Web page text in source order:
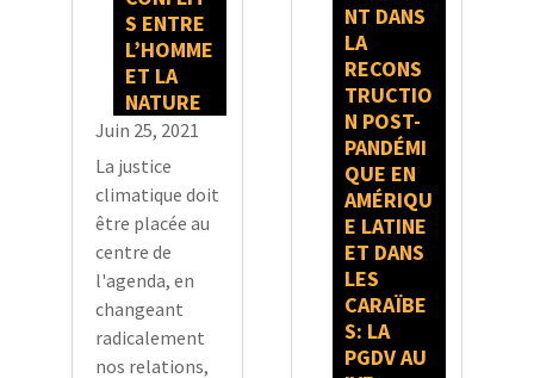
S ENTRE
L’HOMME
ET LA
NATURE
Juin 25, 2021
La justice
climatique doit
être placée au
centre de
l'agenda, en
changeant
radicalement
nos relations,
NT DANS
LA
RECONS
TRUCTIO
N POST-
PANDÉMI
QUE EN
AMÉRIQU
E LATINE
ET DANS
LES
CARAÏBE
S: LA
PGDV AU